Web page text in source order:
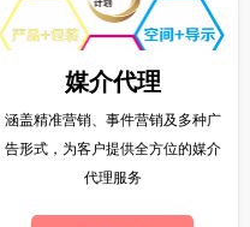
媒介代理
涵盖精准营销、事件营销及多种广
告形式，为客户提供全方位的媒介
代理服务